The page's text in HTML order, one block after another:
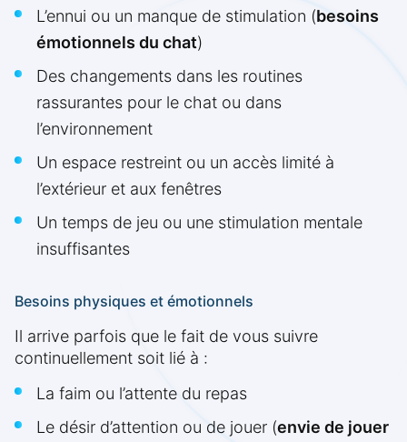
L’ennui ou un manque de stimulation (besoins
émotionnels du chat)
Des changements dans les routines
rassurantes pour le chat ou dans
l’environnement
Un espace restreint ou un accès limité à
l’extérieur et aux fenêtres
Un temps de jeu ou une stimulation mentale
insuffisantes
Besoins physiques et émotionnels
Il arrive parfois que le fait de vous suivre
continuellement soit lié à :
La faim ou l’attente du repas
Le désir d’attention ou de jouer (envie de jouer